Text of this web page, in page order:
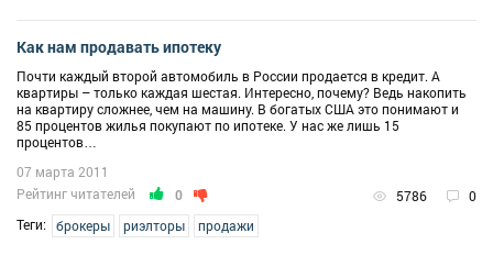
Как нам продавать ипотеку
Почти каждый второй автомобиль в России продается в кредит. А
квартиры – только каждая шестая. Интересно, почему? Ведь накопить
на квартиру сложнее, чем на машину. В богатых США это понимают и
85 процентов жилья покупают по ипотеке. У нас же лишь 15
процентов…
Рейтинг читателей 0 5786 0
07 марта 2011
Теги: брокеры риэлторы продажи